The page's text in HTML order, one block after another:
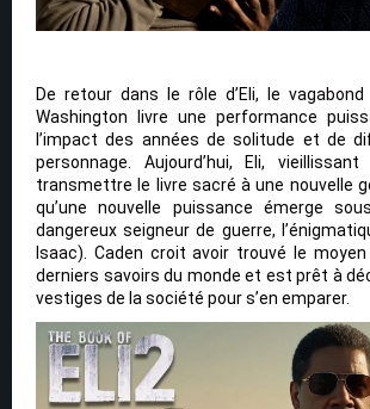
De retour dans le rôle d’Eli, le vagabond
Washington livre une performance
l’impact des années de solitude et de
personnage. Aujourd’hui, Eli,
transmettre le livre sacré à une nouvelle
qu’une nouvelle puissance émerge
dangereux seigneur de guerre,
Isaac). Caden croit avoir trouvé le
derniers savoirs du monde et est prêt à
vestiges de la société pour s’en emparer.